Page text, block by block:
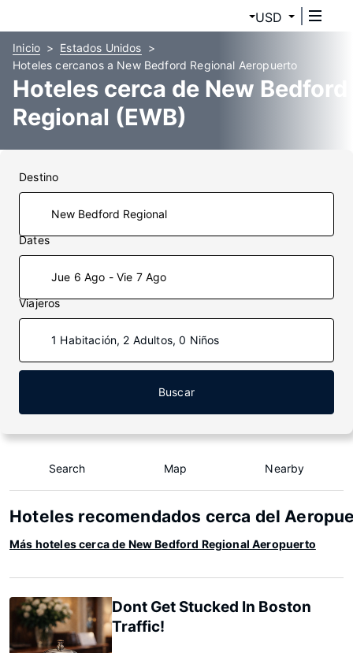
USD
Inicio
Estados Unidos
Hoteles cercanos a New Bedford Regional Aeropuerto
Hoteles cerca de New Bedford
Regional (EWB)
Destino
Dates
Jue 6 Ago - Vie 7 Ago
Viajeros
1 Habitación, 2 Adultos, 0 Niños
Buscar
Search Map Nearby
Hoteles recomendados cerca del
Más hoteles cerca de New Bedford Regional Aeropuerto
Dont Get Stucked In Boston
Traffic!